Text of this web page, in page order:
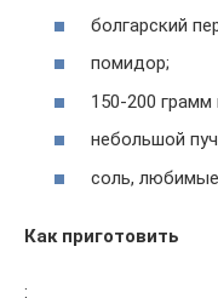
болгарский
помидор;
150-200 грамм
небольшой
соль,
Как приготовить
: